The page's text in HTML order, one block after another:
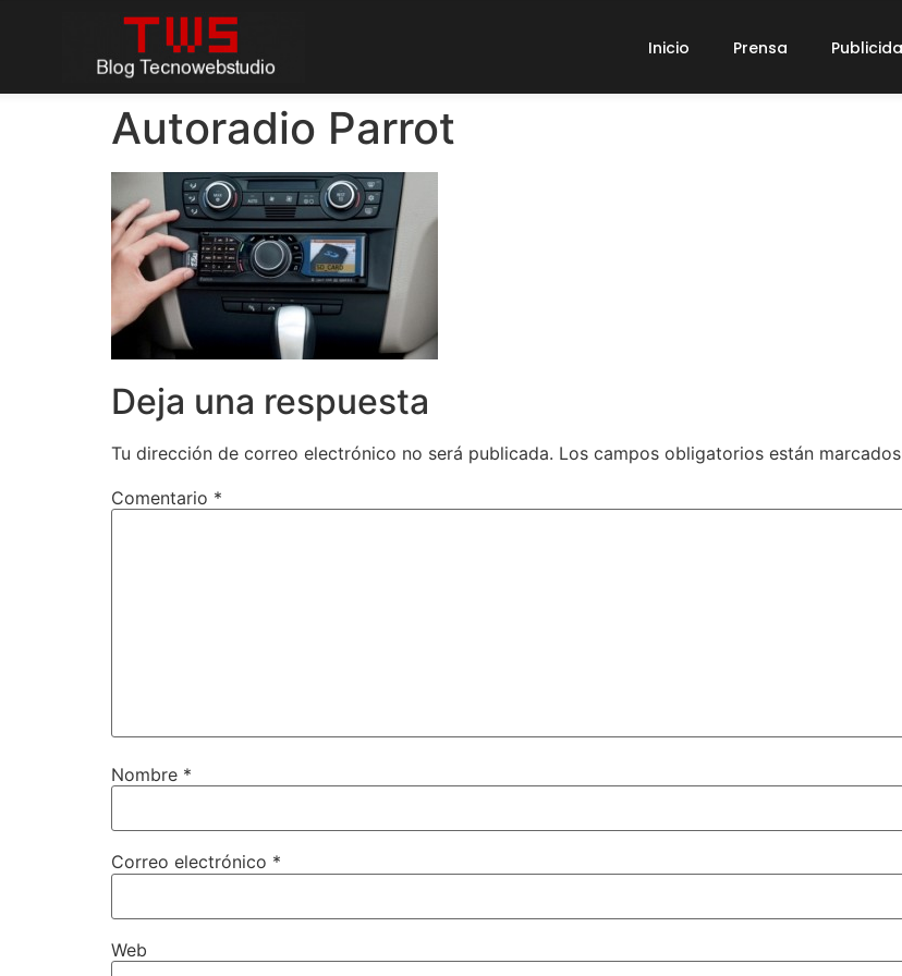
Inicio Prensa
Autoradio Parrot
Deja una respuesta
Tu dirección de correo electrónico no será publicada. Los campos obligatorios están
Comentario *
Nombre *
Correo electrónico *
Web